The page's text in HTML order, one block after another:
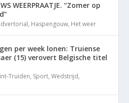
WEERPRAATJE. “Zomer op
, Haspengouw, Het weer
per week lonen: Truiense
(15) verovert Belgische titel
Truiden, Sport,Wedstrijd,